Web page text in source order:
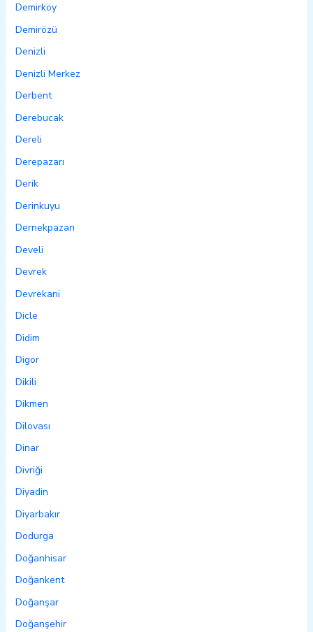
Demirköy
Demirözü
Denizli
Denizli Merkez
Derbent
Derebucak
Dereli
Derepazarı
Derik
Derinkuyu
Dernekpazarı
Develi
Devrek
Devrekani
Dicle
Didim
Digor
Dikili
Dikmen
Dilovası
Dinar
Divriği
Diyadin
Diyarbakır
Dodurga
Doğanhisar
Doğankent
Doğanşar
Doğanşehir